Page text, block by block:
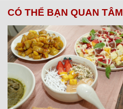
CÓ THỂ BẠN QUAN TÂM